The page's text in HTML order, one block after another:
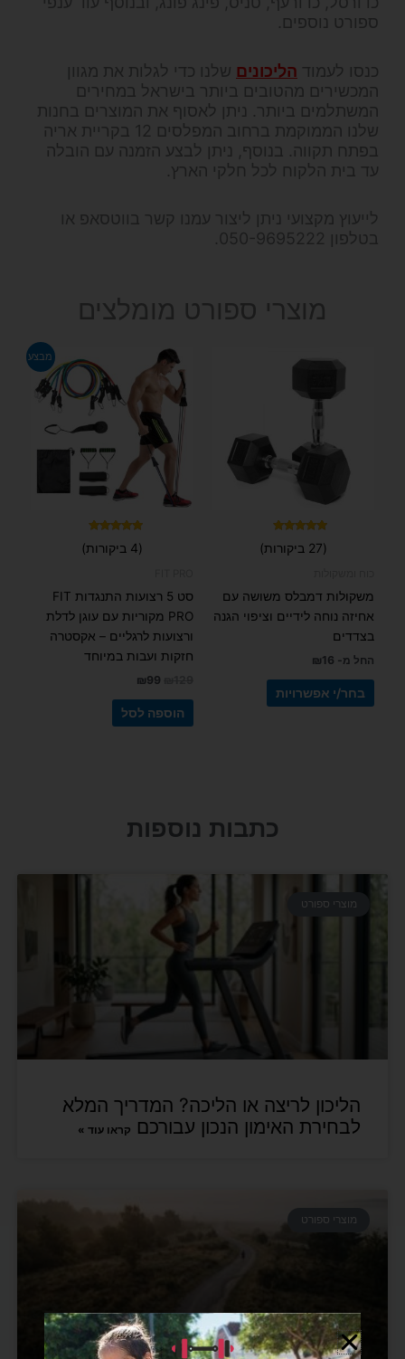
ספורט נוספים.
כנסו לעמוד הליכונים שלנו כדי לגלות את מגוון
המכשירים מהטובים ביותר בישראל במחירים
המשתלמים ביותר. ניתן לאסוף את המוצרים בחנות
שלנו הממוקמת ברחוב המפלסים 12 בקריית אריה
בפתח תקווה. בנוסף, ניתן לבצע הזמנה עם הובלה
עד בית הלקוח לכל חלקי הארץ.
לייעוץ מקצועי ניתן ליצור עמנו קשר בווטסאפ או
בטלפון 050-9695222.
מוצרי ספורט מומלצים
4.93
(27 ביקורות)
משקולות דמבלס משושה עם
אחיזה נוחה לידיים וציפוי הגנה
בצדדים
החל מ- ₪16
בחר/י אפשרויות
סוגים.
ניתן
לבחור
המוצר
מבצע
5.00
(4 ביקורות)
סט 5 רצועות התנגדות FIT
PRO מקוריות עם עוגן לדלת
ורצועות לרגליים – אקסטרה
חזקות ועבות במיוחד
המחיר
המקורי
₪99
הוא:
₪99.
הוספה לסל
כתבות נוספות
מוצרי ספורט
הליכון לריצה או הליכה? המדריך המלא
לבחירת האימון הנכון עבורכם קראו עוד »
מוצרי ספורט